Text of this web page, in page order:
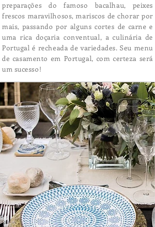
preparações do famoso bacalhau, peixes
frescos maravilhosos, mariscos de chorar por
mais, passando por alguns cortes de carne e
uma rica doçaria conventual, a culinária de
Portugal é recheada de variedades. Seu menu
de casamento em Portugal, com certeza será
um sucesso!